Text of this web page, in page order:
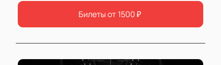
Билеты от 1500₽